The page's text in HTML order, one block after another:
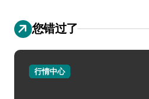
您错过了
行情中心